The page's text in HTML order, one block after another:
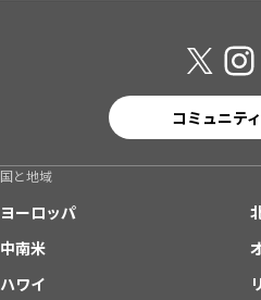
コミュニテ
国と地域
ヨーロッパ
中南米
ハワイ